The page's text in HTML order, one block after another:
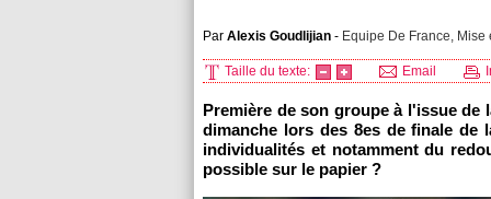
Par Alexis Goudlijian - Equipe De France,
Taille du texte: Email
Première de son groupe à l'issue de
dimanche lors des 8es de finale de
individualités et notamment du
possible sur le papier ?